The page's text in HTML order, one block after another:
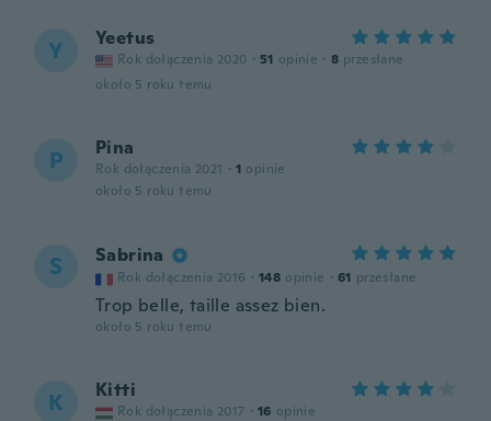
Y Yeetus
Rok dołączenia 2020 · 51 opinie · 8 przesłane
około 5 roku temu
P Pina
Rok dołączenia 2021 · 1 opinie
około 5 roku temu
S Sabrina
Rok dołączenia 2016 · 148 opinie · 61 przesłane
Trop belle, taille assez bien.
około 5 roku temu
K Kitti
Rok dołączenia 2017 · 16 opinie